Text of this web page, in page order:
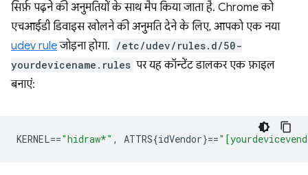
सिर्फ़ पढ़ने की अनुमतियों के साथ मैप किया जाता है. Chrome को
एचआईडी डिवाइस खोलने की अनुमति देने के लिए, आपको एक नया
udev ruleजोड़ना होगा. /etc/udev/rules.d/50-
yourdevicename.rules पर यह कॉन्टेंट डालकर एक फ़ाइल
बनाएं:
KERNEL=="hidraw*" , ATTRS{idVendor}==